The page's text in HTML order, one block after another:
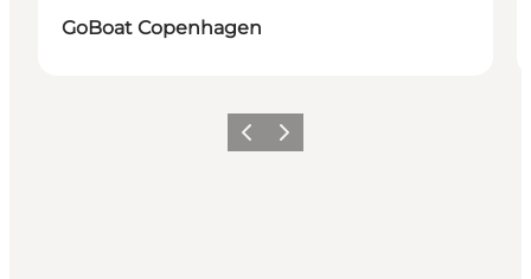
GoBoat Copenhagen
Vorige Volgende